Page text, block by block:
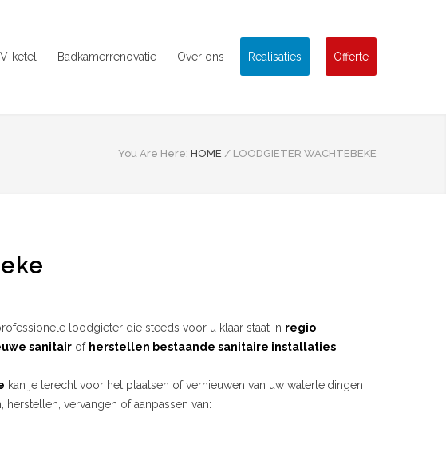
ketel Badkamerrenovatie Over ons Realisaties Offerte
You Are Here: HOME / LOODGIETER WACHTEBEKE
loodgieter die steeds voor u klaar staat in regio
sanitair of herstellen bestaande sanitaire installaties
kan je terecht voor het plaatsen of vernieuwen van uw waterleidingen
vervangen of aanpassen van: